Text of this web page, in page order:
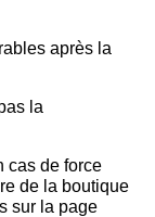
après la
la
cas de force
de la boutique
sur la page